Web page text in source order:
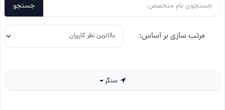
جستجو
مرتب سازی بر اساس: